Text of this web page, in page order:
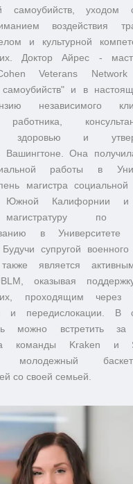
самоубийств, уходом
воздействия
и культурной
Доктор Айрес -
Veterans
самоубийств" и в
независимого
работника,
здоровью и
Вашингтоне. Она
работы в
магистра
Южной Калифорнии и
магистратуру по
в Университете
Будучи супругой
является
оказывая
проходящим через
и передислокации. В
можно встретить за
команды Kraken и
молодежный
со своей семьей.